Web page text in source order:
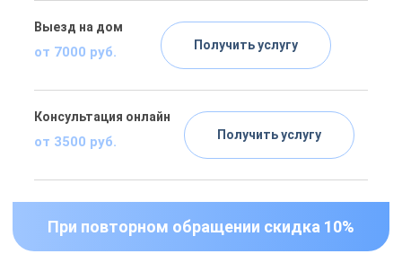
Выезд на дом
от 7000 руб. Получить услугу
Консультация онлайн
от 3500 руб. Получить услугу
При повторном обращении скидка 10%